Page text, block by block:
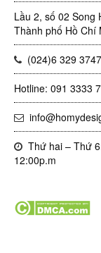
Lầu 2, số 02 Song
Thành phố Hồ Chí
(024)6 329 3747
Hotline: 091 3333
Thứ hai – Thứ
12:00p.m